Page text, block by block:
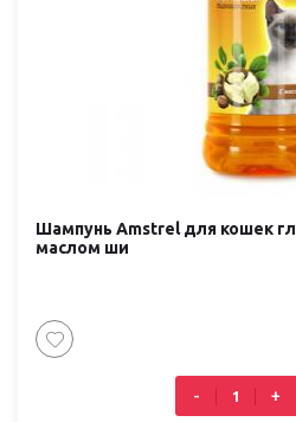
Шампунь Amstrel для кошек
маслом ши
- +